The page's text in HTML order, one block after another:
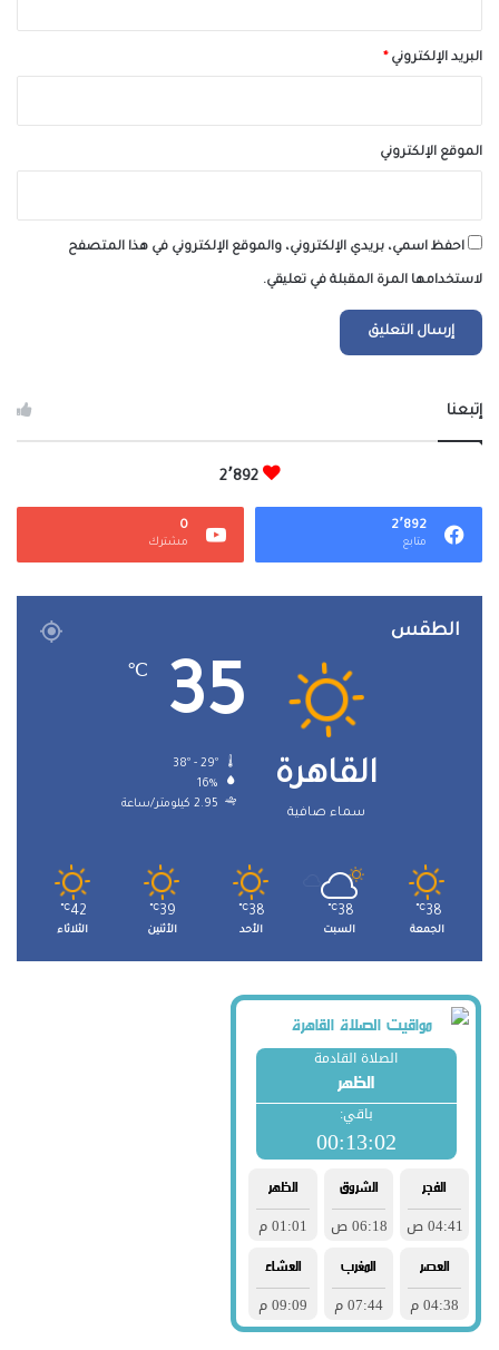
البريد الإلكتروني*
الموقع الإلكتروني
احفظ اسمي، بريدي الإلكتروني، والموقع الإلكتروني في هذا المتصفح
لاستخدامها المرة المقبلة في تعليقي.
إتبعنا
2٬892
2٬892
متابع
0
مشترك
الطقس
القاهرة
سماء صافية
35
℃
16%
2.95 كيلومتر/ساعة
38
℃
الجمعة
38
℃
السبت
38
℃
الأحد
39
℃
الأثنين
42
℃
الثلاثاء